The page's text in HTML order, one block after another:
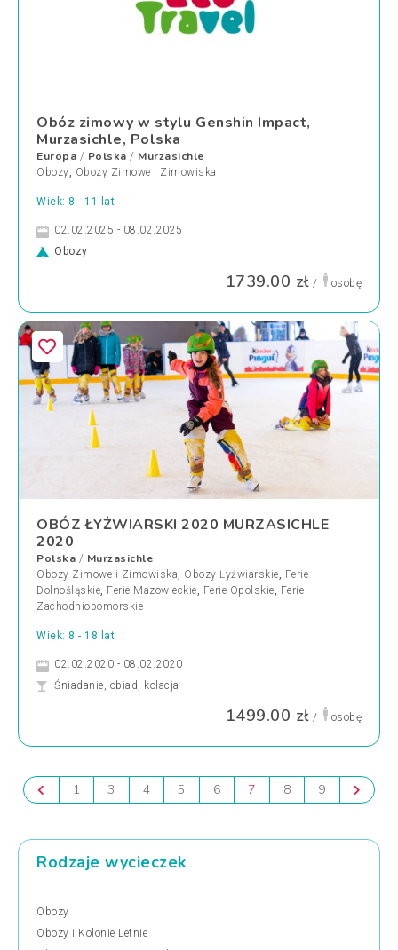
Obóz zimowy w stylu Genshin Impact,
Murzasichle, Polska
Europa / Polska / Murzasichle
Obozy, Obozy Zimowe i Zimowiska
Wiek: 8 - 11 lat
02.02.2025 - 08.02.2025
Obozy
1739.00 zł / osobę
OBÓZ ŁYŻWIARSKI 2020 MURZASICHLE
2020
Polska / Murzasichle
Obozy Zimowe i Zimowiska, Obozy Łyżwiarskie, Ferie
Dolnośląskie, Ferie Mazowieckie, Ferie Opolskie, Ferie
Zachodniopomorskie
Wiek: 8 - 18 lat
02.02.2020 - 08.02.2020
Śniadanie, obiad, kolacja
1499.00 zł / osobę
1 3 4 5 6 7 8 9
Rodzaje wycieczek
Obozy
Obozy i Kolonie Letnie